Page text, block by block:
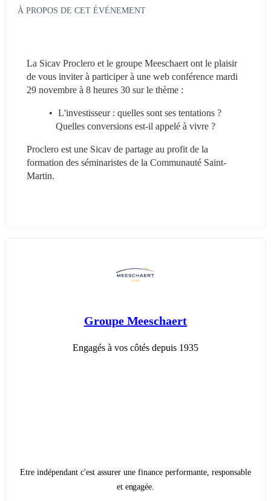
À PROPOS DE CET ÉVÉNEMENT
La Sicav Proclero et le groupe Meeschaert ont le plaisir
de vous inviter à participer à une web conférence mardi
29 novembre à 8 heures 30 sur le thème :
L'investisseur : quelles sont ses tentations ?
Quelles conversions est-il appelé à vivre ?
Proclero est une Sicav de partage au profit de la
formation des séminaristes de la Communauté Saint-
Martin.
Groupe Meeschaert
Engagés à vos côtés depuis 1935
Etre indépendant c'est assurer une finance performante, responsable
et engagée.